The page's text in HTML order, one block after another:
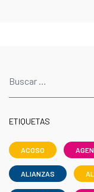
ETIQUETAS
ACOSO
ALIANZAS